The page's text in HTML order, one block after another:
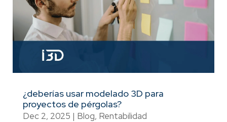
¿deberías usar modelado 3D para
proyectos de pérgolas?
Dec 2, 2025 | Blog, Rentabilidad